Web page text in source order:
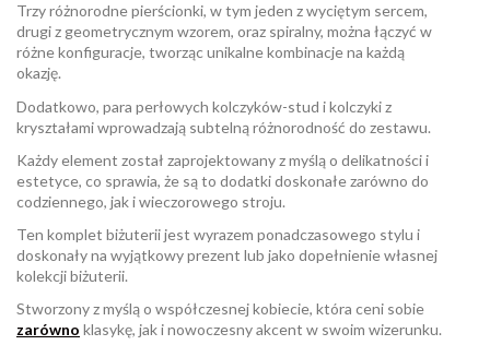
Trzy różnorodne pierścionki, w tym jeden z wyciętym sercem,
drugi z geometrycznym wzorem, oraz spiralny, można łączyć w
różne konfiguracje, tworząc unikalne kombinacje na każdą
okazję.
Dodatkowo, para perłowych kolczyków-stud i kolczyki z
kryształami wprowadzają subtelną różnorodność do zestawu.
Każdy element został zaprojektowany z myślą o delikatności i
estetyce, co sprawia, że są to dodatki doskonałe zarówno do
codziennego, jak i wieczorowego stroju.
Ten komplet biżuterii jest wyrazem ponadczasowego stylu i
doskonały na wyjątkowy prezent lub jako dopełnienie własnej
kolekcji biżuterii.
Stworzony z myślą o współczesnej kobiecie, która ceni sobie
zarówno klasykę, jak i nowoczesny akcent w swoim wizerunku.